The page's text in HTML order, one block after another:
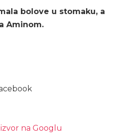
bolove u stomaku, a
Aminom.
na Googlu